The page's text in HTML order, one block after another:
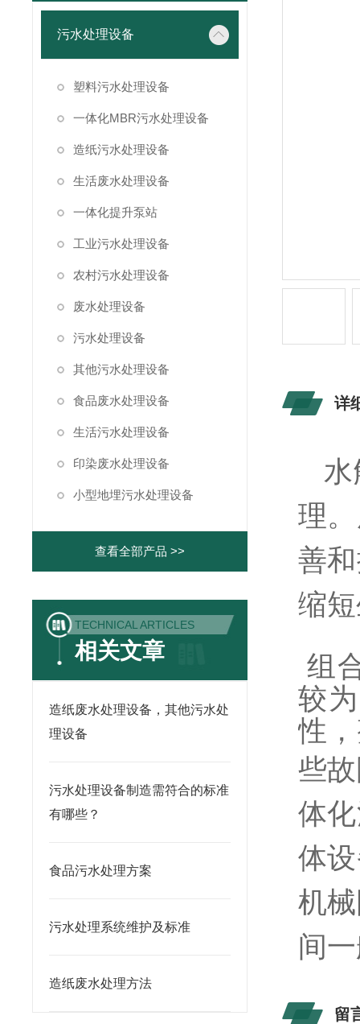
污水处理设备
塑料污水处理设备
一体化MBR污水处理设备
造纸污水处理设备
生活废水处理设备
一体化提升泵站
工业污水处理设备
农村污水处理设备
废水处理设备
污水处理设备
其他污水处理设备
食品废水处理设备
生活污水处理设备
印染废水处理设备
小型地埋污水处理设备
查看全部产品 >>
TECHNICAL ARTICLES
相关文章
造纸废水处理设备，其他污水处
理设备
污水处理设备制造需符合的标准
有哪些？
食品污水处理方案
污水处理系统维护及标准
造纸废水处理方法
详
理
善
缩
组
较
性
些
体
体
机
间
留